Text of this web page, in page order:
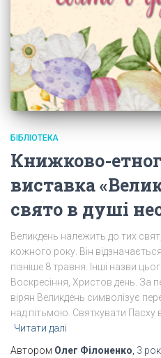
БІБЛІОТЕКА
Книжково-
виставка
свято в душі
Великдень належить до тих
кожного року. Він
пізніше 8 травня. Інші назви
Воскресіння, Христов день. За
вірян Великдень символізує
над пітьмою. Святкувати Пасху
Читати далі
Автором Олег Філоненко 3